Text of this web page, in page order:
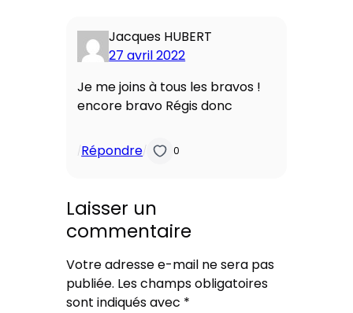
Jacques HUBERT
27 avril 2022
Je me joins à tous les bravos !
encore bravo Régis donc
/Répondre/ 0
Laisser un
commentaire
Votre adresse e-mail ne sera pas
publiée. Les champs obligatoires
sont indiqués avec *